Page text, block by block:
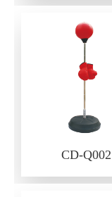
CD-Q002